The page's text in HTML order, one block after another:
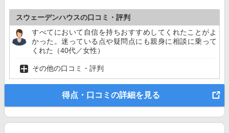
スウェーデンハウスの口コミ・評判
すべてにおいて自信を持ちおすすめしてくれたことがよ
かった。迷っている点や疑問点にも親身に相談に乗って
くれた（40代／女性）
その他の口コミ・評判
得点・口コミの詳細を見る